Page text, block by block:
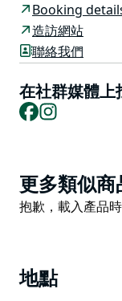
這家酒館是前往
覽梅特蘭
處。這裡供應美
味。
Booking
造訪網站
聯絡我們
在社群媒體上
Facebook
Product
List
更多類似商
Product
抱歉，載入產品
地點